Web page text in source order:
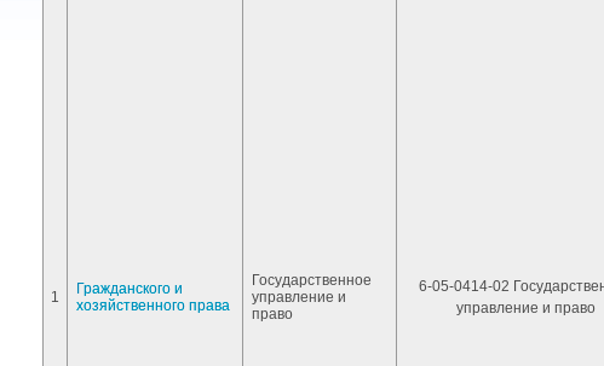
1
Гражданского и
хозяйственного права
Государственное
управление и
право
6-05-0414-02
управление и право